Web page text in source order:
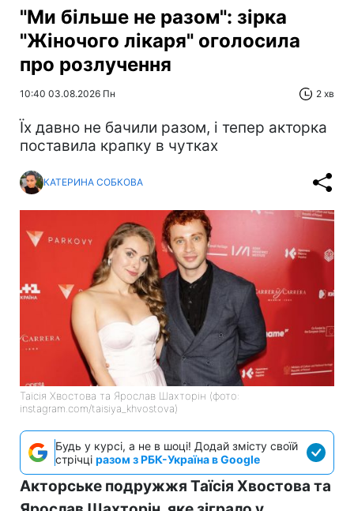
"Ми більше не разом": зірка
"Жіночого лікаря" оголосила
про розлучення
10:40 03.08.2026 Пн 2 хв
Їх давно не бачили разом, і тепер акторка
поставила крапку в чутках
КАТЕРИНА СОБКОВА
Таїсія Хвостова та Ярослав Шахторін (фото:
instagram.com/taisiya_khvostova)
Будь у курсі, а не в шоці! Додай змісту своїй
стрічці разом з РБК-Україна в Google
Акторське подружжя Таїсія Хвостова та